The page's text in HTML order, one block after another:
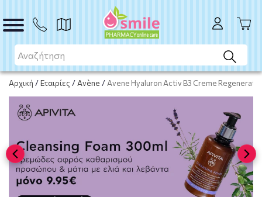
Αρχική /Εταιρίες / Avène / Avene Hyaluron Activ B3 Creme
ΑΓΟΡΑ